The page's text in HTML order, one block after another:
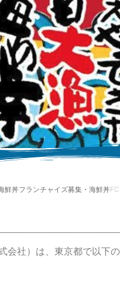
鮮丼フランチャイズ募集・海鮮丼
社）は、東京都で以下